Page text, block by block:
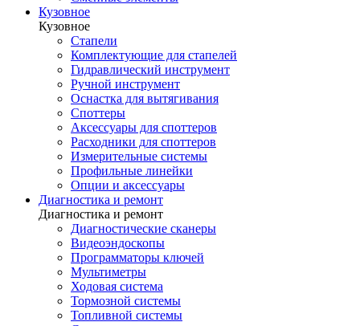
Кузовное
Кузовное
Стапели
Комплектующие для стапелей
Гидравлический инструмент
Ручной инструмент
Оснастка для вытягивания
Споттеры
Аксессуары для споттеров
Расходники для споттеров
Измерительные системы
Профильные линейки
Опции и аксессуары
Диагностика и ремонт
Диагностика и ремонт
Диагностические сканеры
Видеоэндоскопы
Программаторы ключей
Мультиметры
Ходовая система
Тормозной системы
Топливной системы